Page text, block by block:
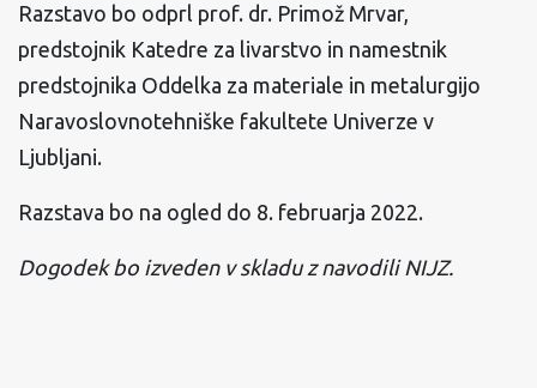
Razstavo bo odprl prof. dr. Primož Mrvar,
predstojnik Katedre za livarstvo in namestnik
predstojnika Oddelka za materiale in metalurgijo
Naravoslovnotehniške fakultete Univerze v
Ljubljani.
Razstava bo na ogled do 8. februarja 2022.
Dogodek bo izveden v skladu z navodili NIJZ.